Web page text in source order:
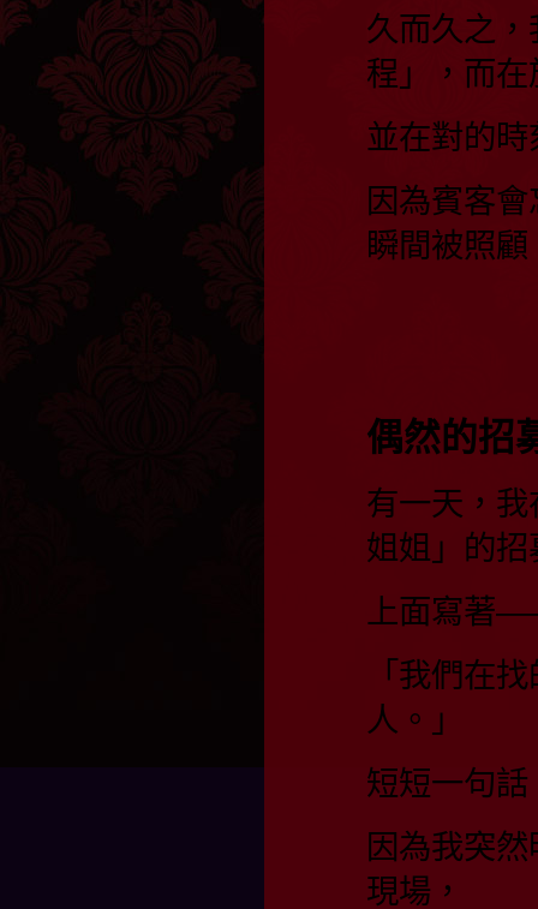
久而久之
程」，而
並在對的
因為賓客
瞬間被照
偶然的招
有一天，
姐姐」的
上面寫著
「我們在
人。」
短短一句
因為我突
現場，